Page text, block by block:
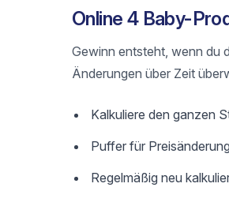
Online 4 Baby-
Gewinn entsteht, wenn du
Änderungen über Zeit
Kalkuliere den ganzen
Puffer für
Regelmäßig neu